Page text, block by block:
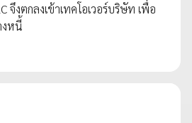
จึงตกลงเข้าเทคโอเวอร์บริษัท เพื่อ
งหนี้